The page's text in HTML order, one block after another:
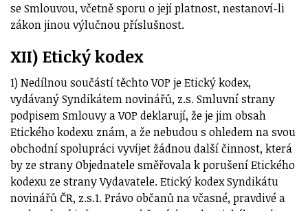
se Smlouvou, včetně sporu o její platnost, nestanoví-li
zákon jinou výlučnou příslušnost.
XII) Etický kodex
1) Nedílnou součástí těchto VOP je Etický kodex,
vydávaný Syndikátem novinářů, z.s. Smluvní strany
podpisem Smlouvy a VOP deklarují, že je jim obsah
Etického kodexu znám, a že nebudou s ohledem na svou
obchodní spolupráci vyvíjet žádnou další činnost, která
by ze strany Objednatele směřovala k porušení Etického
kodexu ze strany Vydavatele. Etický kodex Syndikátu
novinářů ČR, z.s.1. Právo občanů na včasné, pravdivé a